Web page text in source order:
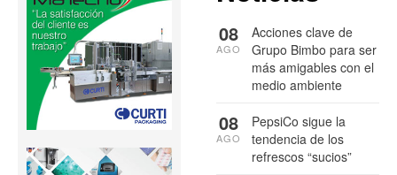
Acciones clave de
Grupo Bimbo para ser
más amigables con el
medio ambiente
08
AGO
PepsiCo sigue la
tendencia de los
refrescos “sucios”
08
AGO